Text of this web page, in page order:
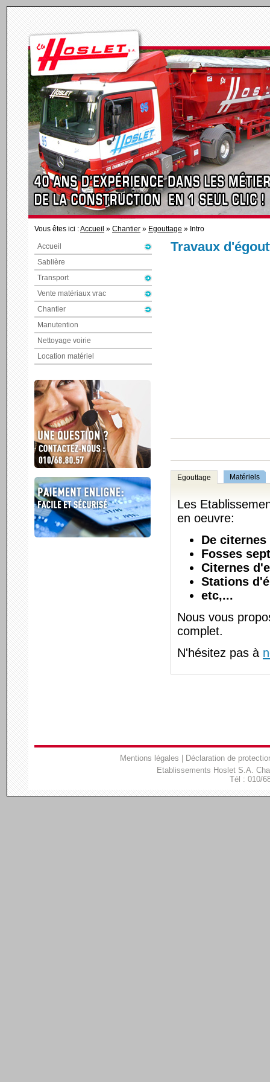
Vous êtes ici :Accueil » Chantier » Egouttage » Intro
Accueil
Sablière
Transport
Vente matériaux vrac
Chantier
Manutention
Nettoyage voirie
Location matériel
Travaux
Egouttage Matériels
Les
en oeuvre:
De citernes
Fosses
Citernes
Stations
etc,...
Nous vous
complet.
N'hésitez pas à
Mentions légales
Déclaration de
Etablissements Hoslet S.A.
Tél : 010/